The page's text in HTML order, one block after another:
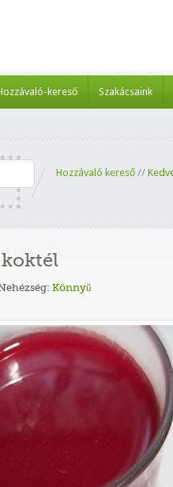
kereső Szakácsaink
Hozzávaló kereső //
Könnyű